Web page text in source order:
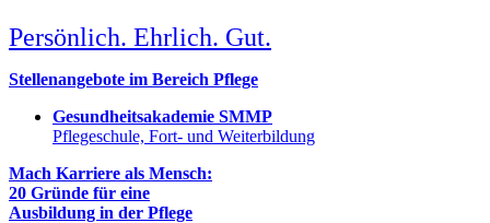
Persönlich. Ehrlich. Gut.
Stellenangebote im Bereich Pflege
Gesundheitsakademie SMMP
Pflegeschule, Fort- und Weiterbildung
Mach Karriere als Mensch:
20 Gründe für eine
Ausbildung in der Pflege